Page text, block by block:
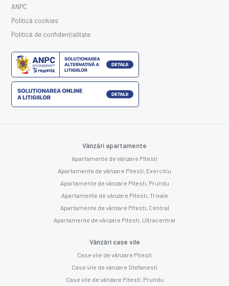
ANPC
Politică cookies
Politică de confidențialitate
Vânzări apartamente
Apartamente de vânzare Pitesti
Apartamente de vânzare Pitesti, Exercitiu
Apartamente de vânzare Pitesti, Prundu
Apartamente de vânzare Pitesti, Trivale
Apartamente de vânzare Pitesti, Central
Apartamente de vânzare Pitesti, Ultracentral
Vânzări case vile
Case vile de vânzare Pitesti
Case vile de vânzare Stefanesti
Case vile de vânzare Pitesti, Prundu